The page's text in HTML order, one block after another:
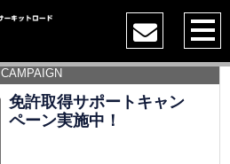
CAMPAIGN
免許取得サポートキャン
ペーン実施中！